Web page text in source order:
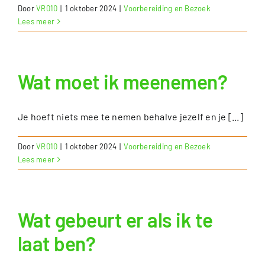
DoorVR010 | 1 oktober 2024 | Voorbereiding en Bezoek
Lees meer
Wat moet ik meenemen?
Je hoeft niets mee te nemen behalve jezelf en je [...]
DoorVR010 | 1 oktober 2024 | Voorbereiding en Bezoek
Lees meer
Wat gebeurt er als ik te
laat ben?